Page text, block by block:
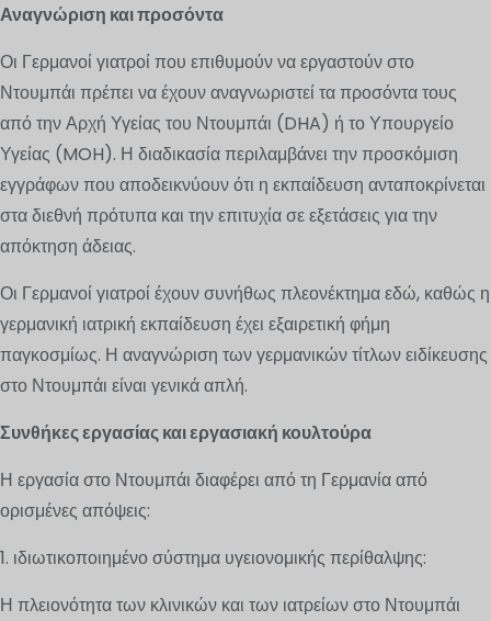
Αναγνώριση και προσόντα
Οι Γερμανοί γιατροί που επιθυμούν να εργαστούν στο
Ντουμπάι πρέπει να έχουν αναγνωριστεί τα προσόντα τους
από την Αρχή Υγείας του Ντουμπάι (DHA) ή το Υπουργείο
Υγείας (MOH). Η διαδικασία περιλαμβάνει την προσκόμιση
εγγράφων που αποδεικνύουν ότι η εκπαίδευση ανταποκρίνεται
στα διεθνή πρότυπα και την επιτυχία σε εξετάσεις για την
απόκτηση άδειας.
Οι Γερμανοί γιατροί έχουν συνήθως πλεονέκτημα εδώ, καθώς η
γερμανική ιατρική εκπαίδευση έχει εξαιρετική φήμη
παγκοσμίως. Η αναγνώριση των γερμανικών τίτλων ειδίκευσης
στο Ντουμπάι είναι γενικά απλή.
Συνθήκες εργασίας και εργασιακή κουλτούρα
Η εργασία στο Ντουμπάι διαφέρει από τη Γερμανία από
ορισμένες απόψεις:
1. ιδιωτικοποιημένο σύστημα υγειονομικής περίθαλψης:
Η πλειονότητα των κλινικών και των ιατρείων στο Ντουμπάι